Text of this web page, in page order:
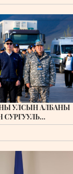
УЛСЫН АЛБАНЫ